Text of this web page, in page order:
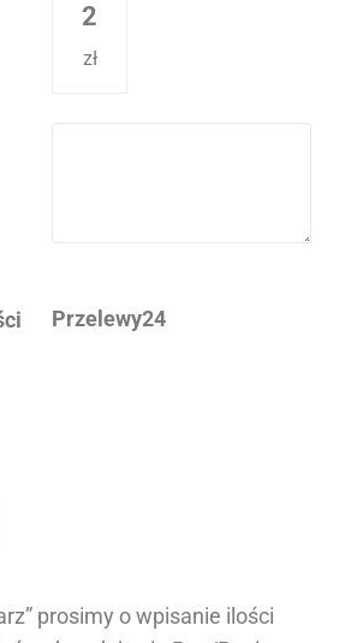
2
zł
Przelewy24
prosimy o wpisanie ilości